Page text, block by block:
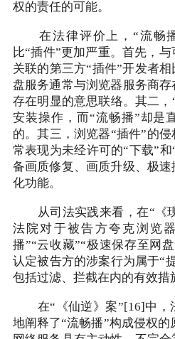
权的责任的可能。
在法律评价上，“流畅播
比“插件”更加严重。首先，
关联的第三方“插件”开发者
盘服务通常与浏览器服务商
存在明显的意思联络。其二
安装操作，而“流畅播”却是
的。其三，浏览器“插件”的
常表现为未经许可的“下载”
备画质修复、画质升级、极
化功能。
从司法实践来看，在“《现
法院对于被告方夸克浏览
播”“云收藏”“极速保存至网
认定被告方的涉案行为属于“
包括过滤、拦截在内的有效措
在“《仙逆》案”[16]中，
地阐释了“流畅播”构成侵权的